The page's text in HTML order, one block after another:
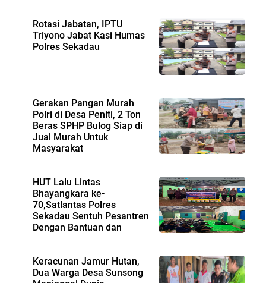
Rotasi Jabatan, IPTU
Triyono Jabat Kasi Humas
Polres Sekadau
Gerakan Pangan Murah
Polri di Desa Peniti, 2 Ton
Beras SPHP Bulog Siap di
Jual Murah Untuk
Masyarakat
HUT Lalu Lintas
Bhayangkara ke-
70,Satlantas Polres
Sekadau Sentuh Pesantren
Dengan Bantuan dan
Keracunan Jamur Hutan,
Dua Warga Desa Sunsong